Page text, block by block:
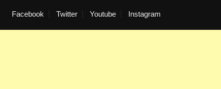
Facebook Twitter Youtube Instagram